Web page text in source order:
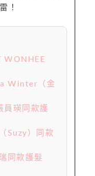
！
WONHEE
Winter（金
員瑛同款護
Suzy）同款
同款護髮